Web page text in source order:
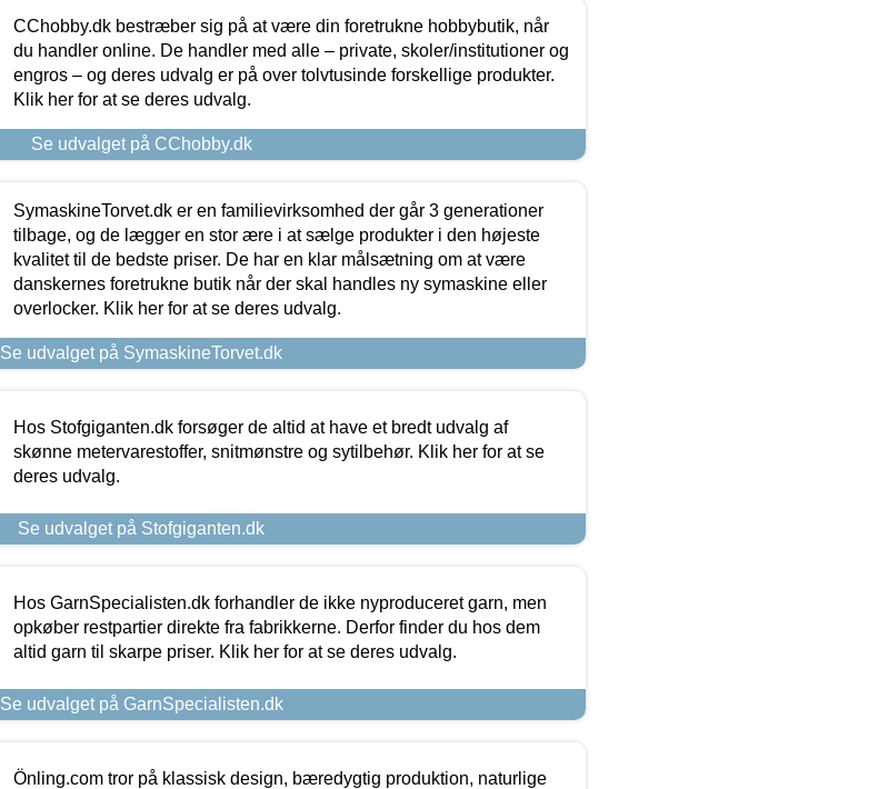
CChobby.dk bestræber sig på at være din foretrukne hobbybutik, når
du handler online. De handler med alle – private, skoler/institutioner og
engros – og deres udvalg er på over tolvtusinde forskellige produkter.
Klik her for at se deres udvalg.
Se udvalget på CChobby.dk
SymaskineTorvet.dk er en familievirksomhed der går 3 generationer
tilbage, og de lægger en stor ære i at sælge produkter i den højeste
kvalitet til de bedste priser. De har en klar målsætning om at være
danskernes foretrukne butik når der skal handles ny symaskine eller
overlocker. Klik her for at se deres udvalg.
Se udvalget på SymaskineTorvet.dk
Hos Stofgiganten.dk forsøger de altid at have et bredt udvalg af
skønne metervarestoffer, snitmønstre og sytilbehør. Klik her for at se
deres udvalg.
Se udvalget på Stofgiganten.dk
Hos GarnSpecialisten.dk forhandler de ikke nyproduceret garn, men
opkøber restpartier direkte fra fabrikkerne. Derfor finder du hos dem
altid garn til skarpe priser. Klik her for at se deres udvalg.
Se udvalget på GarnSpecialisten.dk
Önling.com tror på klassisk design, bæredygtig produktion, naturlige